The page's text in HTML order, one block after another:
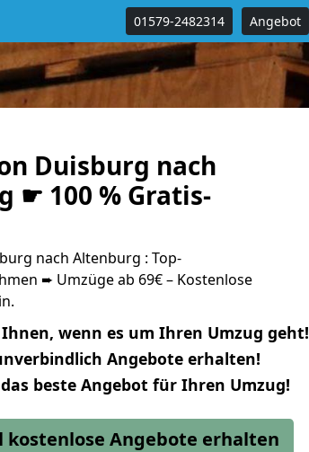
01579-2482314 Angebot
Duisburg nach
☛ 100 % Gratis-
nach Altenburg : Top-
➨ Umzüge ab 69€ – Kostenlose
wenn es um Ihren Umzug geht!
Angebote erhalten!
das beste Angebot für Ihren Umzug!
kostenlose Angebote erhalten